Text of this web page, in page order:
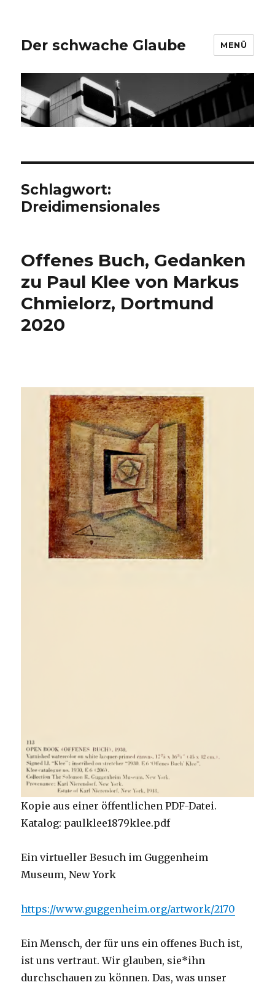
Der schwache Glaube MENÜ
Schlagwort:
Dreidimensionales
Offenes Buch, Gedanken
zu Paul Klee von Markus
Chmielorz, Dortmund
2020
Kopie aus einer öffentlichen PDF-Datei.
Katalog: paulklee1879klee.pdf
Ein virtueller Besuch im Guggenheim
Museum, New York
https://www.guggenheim.org/artwork/2170
Ein Mensch, der für uns ein offenes Buch ist,
ist uns vertraut. Wir glauben, sie*ihn
durchschauen zu können. Das, was unser